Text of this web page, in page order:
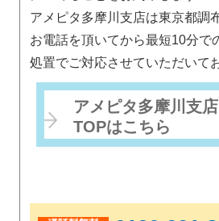
アメピタ多摩川支店は東京都調
お電話を頂いてから最短10分で
処置でご対応させていただいて
アメピタ多摩川支店
TOPはこちら